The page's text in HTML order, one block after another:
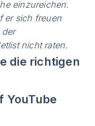
einzureichen.
er sich freuen
der
nicht raten.
die richtigen
YouTube